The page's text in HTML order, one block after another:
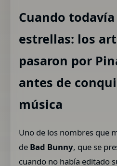
Cuando
estrellas: los
pasaron por
antes de
música
Uno de los nombres que
de Bad Bunny, que se
cuando no había editado